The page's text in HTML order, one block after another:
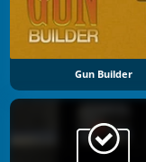
Gun Builder